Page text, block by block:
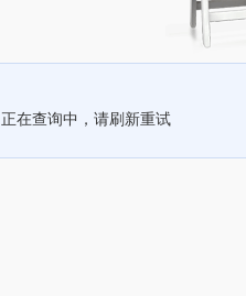
正在查询中，请刷新重试